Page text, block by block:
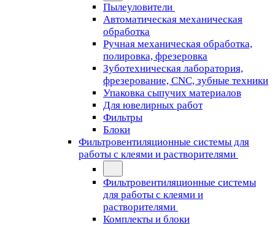
Пылеуловители
Автоматическая механическая
обработка
Ручная механическая обработка,
полировка, фрезеровка
Зуботехническая лаборатория,
фрезерование, CNC, зубные техники
Упаковка сыпучих материалов
Для ювелирных работ
Фильтры
Блоки
Фильтровентиляционные системы для
работы с клеями и растворителями
Фильтровентиляционные системы
для работы с клеями и
растворителями
Комплекты и блоки